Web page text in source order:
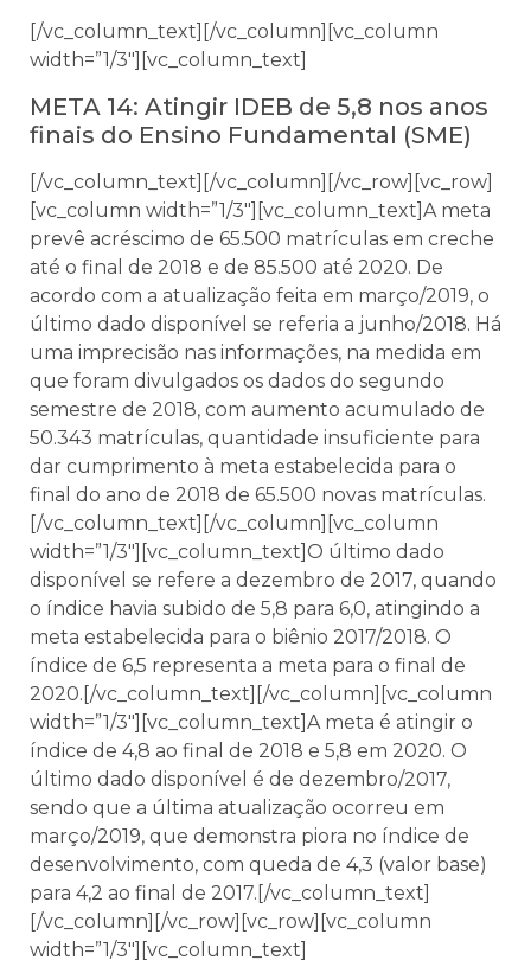
[/vc_column_text][/vc_column][vc_column
width=”1/3″][vc_column_text]
META 14: Atingir IDEB de 5,8 nos anos
finais do Ensino Fundamental (SME)
[/vc_column_text][/vc_column][/vc_row][vc_row]
[vc_column width=”1/3″][vc_column_text]A meta
prevê acréscimo de 65.500 matrículas em creche
até o final de 2018 e de 85.500 até 2020. De
acordo com a atualização feita em março/2019, o
último dado disponível se referia a junho/2018. Há
uma imprecisão nas informações, na medida em
que foram divulgados os dados do segundo
semestre de 2018, com aumento acumulado de
50.343 matrículas, quantidade insuficiente para
dar cumprimento à meta estabelecida para o
final do ano de 2018 de 65.500 novas matrículas.
[/vc_column_text][/vc_column][vc_column
width=”1/3″][vc_column_text]O último dado
disponível se refere a dezembro de 2017, quando
o índice havia subido de 5,8 para 6,0, atingindo a
meta estabelecida para o biênio 2017/2018. O
índice de 6,5 representa a meta para o final de
2020.[/vc_column_text][/vc_column][vc_column
width=”1/3″][vc_column_text]A meta é atingir o
índice de 4,8 ao final de 2018 e 5,8 em 2020. O
último dado disponível é de dezembro/2017,
sendo que a última atualização ocorreu em
março/2019, que demonstra piora no índice de
desenvolvimento, com queda de 4,3 (valor base)
para 4,2 ao final de 2017.[/vc_column_text]
[/vc_column][/vc_row][vc_row][vc_column
width=”1/3″][vc_column_text]